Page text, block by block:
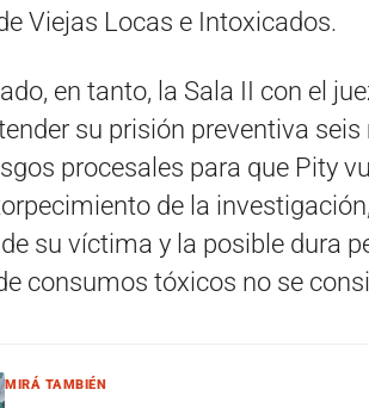
Viejas Locas e Intoxicados.
en tanto, la Sala II con el
su prisión preventiva
procesales para que Pity
de la
su víctima y la posible dura
consumos tóxicos no se
MIRÁ TAMBIÉN